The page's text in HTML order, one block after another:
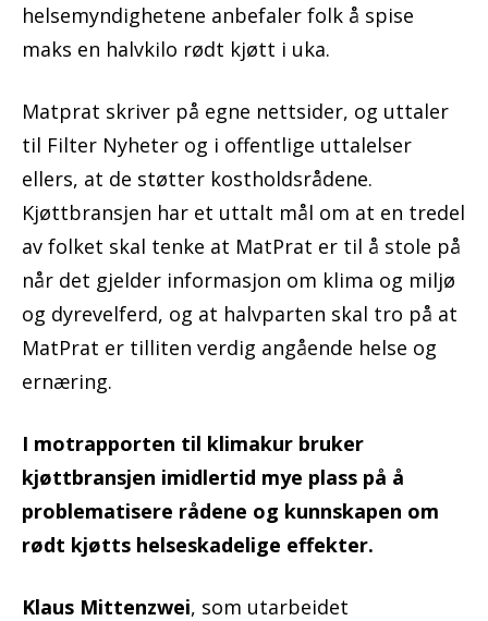
helsemyndighetene anbefaler folk å spise
maks en halvkilo rødt kjøtt i uka.
Matprat skriver på egne nettsider, og uttaler
til Filter Nyheter og i offentlige uttalelser
ellers, at de støtter kostholdsrådene.
Kjøttbransjen har et uttalt mål om at en tredel
av folket skal tenke at MatPrat er til å stole på
når det gjelder informasjon om klima og miljø
og dyrevelferd, og at halvparten skal tro på at
MatPrat er tilliten verdig angående helse og
ernæring.
I motrapporten til klimakur bruker
kjøttbransjen imidlertid mye plass på å
problematisere rådene og kunnskapen om
rødt kjøtts helseskadelige effekter.
Klaus Mittenzwei, som utarbeidet